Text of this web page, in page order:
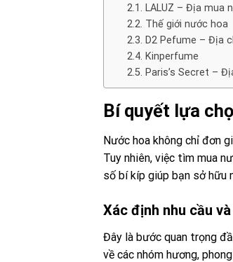
LALUZ – Địa mua
Thế giới nước hoa
D2 Pefume – Địa
Kinperfume
Paris’s Secret –
Bí quyết lựa
Nước hoa không chỉ đơn
Tuy nhiên, việc tìm mua
số bí kíp giúp bạn sở hữu
Xác định nhu cầu
Đây là bước quan trọng
về các nhóm hương,